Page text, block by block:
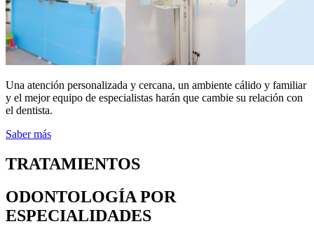
Una atención personalizada y cercana, un ambiente cálido y familiar
y el mejor equipo de especialistas harán que cambie su relación con
el dentista.
Saber más
TRATAMIENTOS
ODONTOLOGÍA POR
ESPECIALIDADES